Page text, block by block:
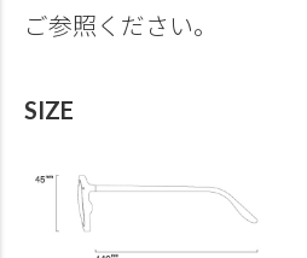
ご参照ください。
SIZE